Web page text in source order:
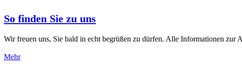
So finden Sie zu uns
Wir freuen uns, Sie bald in echt begrüßen zu dürfen. Alle Informationen zur
Mehr